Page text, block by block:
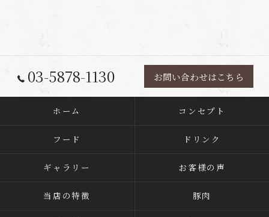
03-5878-1130 お問い合わせはこちら
ホーム コンセプト
フード ドリンク
ギャラリー お客様の声
当店の特徴 豚肉